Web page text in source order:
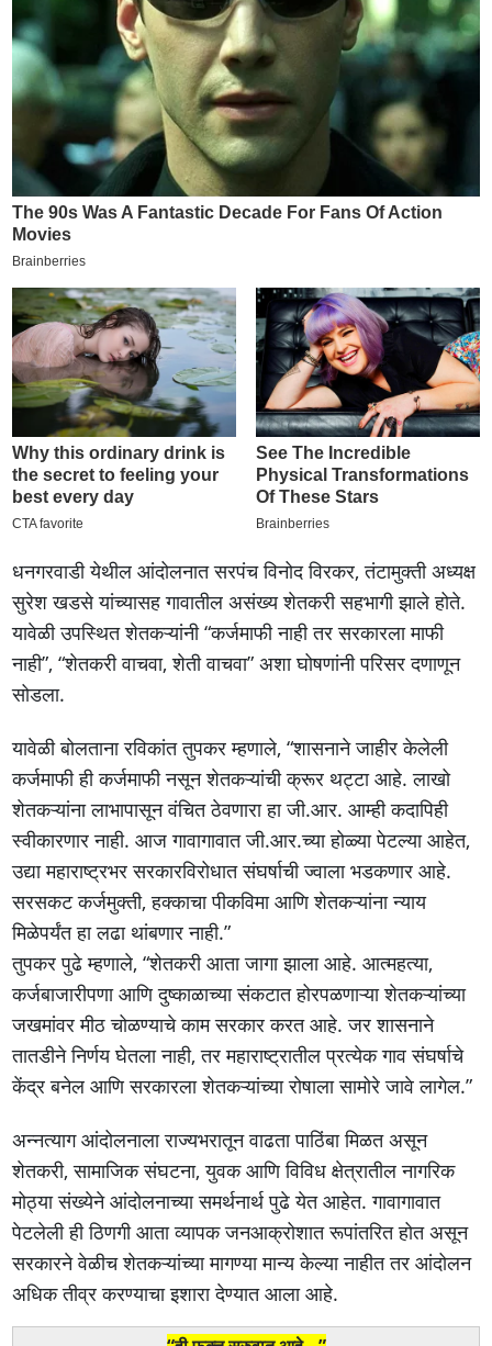
धनगरवाडी येथील आंदोलनात सरपंच विनोद विरकर, तंटामुक्ती अध्यक्ष
सुरेश खडसे यांच्यासह गावातील असंख्य शेतकरी सहभागी झाले होते.
यावेळी उपस्थित शेतकऱ्यांनी “कर्जमाफी नाही तर सरकारला माफी
नाही”, “शेतकरी वाचवा, शेती वाचवा” अशा घोषणांनी परिसर दणाणून
सोडला.
यावेळी बोलताना रविकांत तुपकर म्हणाले, “शासनाने जाहीर केलेली
कर्जमाफी ही कर्जमाफी नसून शेतकऱ्यांची क्रूर थट्टा आहे. लाखो
शेतकऱ्यांना लाभापासून वंचित ठेवणारा हा जी.आर. आम्ही कदापिही
स्वीकारणार नाही. आज गावागावात जी.आर.च्या होळ्या पेटल्या आहेत,
उद्या महाराष्ट्रभर सरकारविरोधात संघर्षाची ज्वाला भडकणार आहे.
सरसकट कर्जमुक्ती, हक्काचा पीकविमा आणि शेतकऱ्यांना न्याय
मिळेपर्यंत हा लढा थांबणार नाही.”
तुपकर पुढे म्हणाले, “शेतकरी आता जागा झाला आहे. आत्महत्या,
कर्जबाजारीपणा आणि दुष्काळाच्या संकटात होरपळणाऱ्या शेतकऱ्यांच्या
जखमांवर मीठ चोळण्याचे काम सरकार करत आहे. जर शासनाने
तातडीने निर्णय घेतला नाही, तर महाराष्ट्रातील प्रत्येक गाव संघर्षाचे
केंद्र बनेल आणि सरकारला शेतकऱ्यांच्या रोषाला सामोरे जावे लागेल.”
अन्नत्याग आंदोलनाला राज्यभरातून वाढता पाठिंबा मिळत असून
शेतकरी, सामाजिक संघटना, युवक आणि विविध क्षेत्रातील नागरिक
मोठ्या संख्येने आंदोलनाच्या समर्थनार्थ पुढे येत आहेत. गावागावात
पेटलेली ही ठिणगी आता व्यापक जनआक्रोशात रूपांतरित होत असून
सरकारने वेळीच शेतकऱ्यांच्या मागण्या मान्य केल्या नाहीत तर आंदोलन
अधिक तीव्र करण्याचा इशारा देण्यात आला आहे.